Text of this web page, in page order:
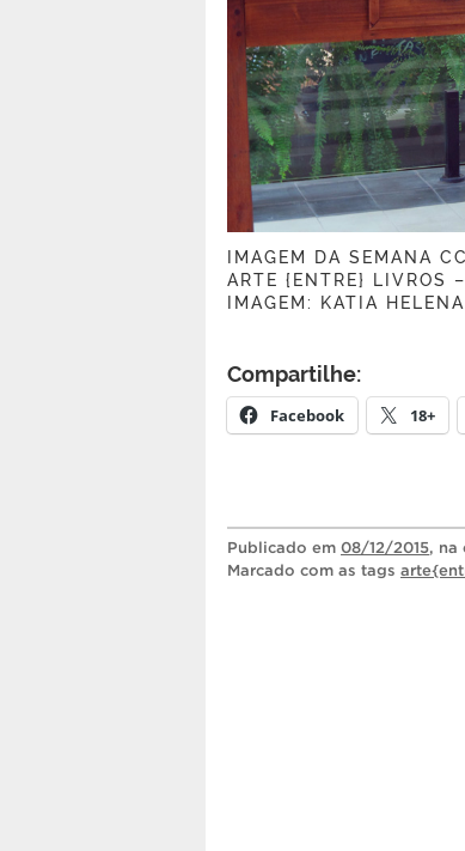
IMAGEM DA SEMANA
ARTE {ENTRE} LIVROS
IMAGEM: KATIA
Compartilhe:
Facebook 18+
Publicado em 08/12/2015, na
Marcado com as tags